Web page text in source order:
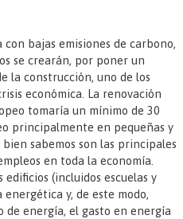
bajas emisiones de carbono,
se crearán, por poner un
la construcción, uno de los
económica. La renovación
tomaría un mínimo de 30
principalmente en pequeñas y
sabemos son las principales
en toda la economía.
(incluidos escuelas y
y, de este modo,
de energía, el gasto en energía